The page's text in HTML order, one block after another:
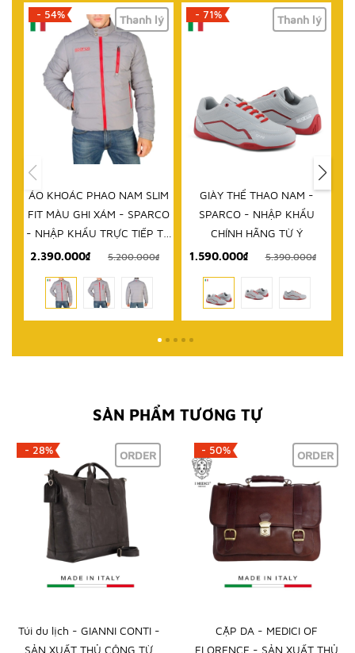
- 71% Thanh lý
GIÀY THỂ THAO NAM -
SPARCO - NHẬP KHẨU
CHÍNH HÃNG TỪ Ý
1.590.000₫
5.390.000₫
- 61% Thanh lý
HẾT HÀNG
DÉP NAM - SPARCO - NHẬP
KHẨU CHÍNH HÃNG TỪ Ý
999.000₫ 2.580.000₫
SẢN PHẨM TƯƠNG TỰ
- 28% ORDER
Túi du lịch - GIANNI CONTI -
SẢN XUẤT THỦ CÔNG TỪ
- 50% ORDER
CẶP DA - MEDICI OF
FLORENCE - SẢN XUẤT THỦ